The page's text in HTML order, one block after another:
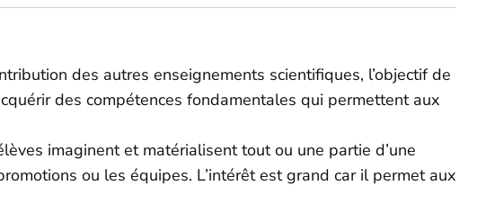
des autres enseignements scientifiques, l’objectif de
des compétences fondamentales qui permettent aux
imaginent et matérialisent tout ou une partie d’une
ou les équipes. L’intérêt est grand car il permet aux